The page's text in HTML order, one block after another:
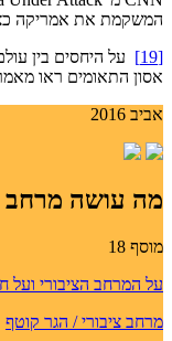
המשקמת את אמריקה
[19]
על היחסים בין
אסון התאומים ראו
אביב 2016
מה עושה מרחב
מוסף 18
על המרחב הציבורי ועל
מרחב ציבורי / הגר קוטף